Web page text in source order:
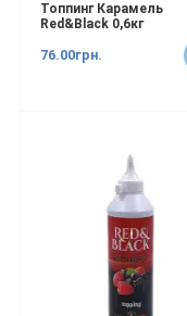
Топпинг Карамель
Red&Black 0,6кг
76.00грн.